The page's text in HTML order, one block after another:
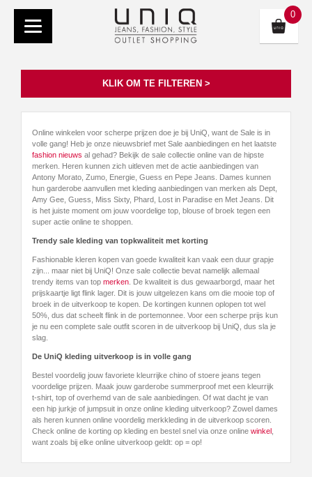
0
KLIK OM TE FILTEREN >
Online winkelen voor scherpe prijzen doe je bij UniQ, want de Sale is in
volle gang! Heb je onze nieuwsbrief met Sale aanbiedingen en het laatste
fashion nieuws al gehad? Bekijk de sale collectie online van de hipste
merken. Heren kunnen zich uitleven met de actie aanbiedingen van
Antony Morato, Zumo, Energie, Guess en Pepe Jeans. Dames kunnen
hun garderobe aanvullen met kleding aanbiedingen van merken als Dept,
Amy Gee, Guess, Miss Sixty, Phard, Lost in Paradise en Met Jeans. Dit
is het juiste moment om jouw voordelige top, blouse of broek tegen een
super actie online te shoppen.
Trendy sale kleding van topkwaliteit met korting
Fashionable kleren kopen van goede kwaliteit kan vaak een duur grapje
zijn... maar niet bij UniQ! Onze sale collectie bevat namelijk allemaal
trendy items van top merken . De kwaliteit is dus gewaarborgd, maar het
prijskaartje ligt flink lager. Dit is jouw uitgelezen kans om die mooie top of
broek in de uitverkoop te kopen. De kortingen kunnen oplopen tot wel
50%, dus dat scheelt flink in de portemonnee. Voor een scherpe prijs kun
je nu een complete sale outfit scoren in de uitverkoop bij UniQ, dus sla je
slag.
De UniQ kleding uitverkoop is in volle gang
Bestel voordelig jouw favoriete kleurrijke chino of stoere jeans tegen
voordelige prijzen. Maak jouw garderobe summerproof met een kleurrijk
t-shirt, top of overhemd van de sale aanbiedingen. Of wat dacht je van
een hip jurkje of jumpsuit in onze online kleding uitverkoop? Zowel dames
als heren kunnen online voordelig merkkleding in de uitverkoop scoren.
Check online de korting op kleding en bestel snel via onze online winkel
want zoals bij elke online uitverkoop geldt: op = op!